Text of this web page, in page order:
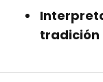
tradición